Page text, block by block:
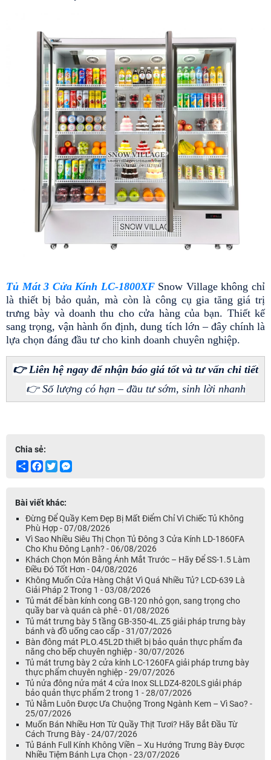
Tủ Mát 3 Cửa Kính LC-1800XF Snow Village không chỉ
là thiết bị bảo quản, mà còn là công cụ gia tăng giá trị
trưng bày và doanh thu cho cửa hàng của bạn. Thiết kế
sang trọng, vận hành ổn định, dung tích lớn – đây chính là
lựa chọn đáng đầu tư cho kinh doanh chuyên nghiệp.
👉 Liên hệ ngay để nhận báo giá tốt và tư vấn chi tiết
👉 Số lượng có hạn – đầu tư sớm, sinh lời nhanh
Chia sẻ:
ShareFacebook
Twitter
Bài viết khác:
Đừng Để Quầy Kem Đẹp Bị Mất Điểm Chỉ Vì Chiếc Tủ Không
Phù Hợp - 07/08/2026
Vì Sao Nhiều Siêu Thị Chọn Tủ Đông 3 Cửa Kính LD-1860FA
Cho Khu Đông Lạnh? - 06/08/2026
Khách Chọn Món Bằng Ánh Mắt Trước – Hãy Để SS-1.5 Làm
Điều Đó Tốt Hơn - 04/08/2026
Không Muốn Cửa Hàng Chật Vì Quá Nhiều Tủ? LCD-639 Là
Giải Pháp 2 Trong 1 - 03/08/2026
Tủ mát để bàn kính cong GB-120 nhỏ gọn, sang trọng cho
quầy bar và quán cà phê - 01/08/2026
Tủ mát trưng bày 5 tầng GB-350-4L.Z5 giải pháp trưng bày
bánh và đồ uống cao cấp - 31/07/2026
Bàn đông mát PLO.45L2D thiết bị bảo quản thực phẩm đa
năng cho bếp chuyên nghiệp - 30/07/2026
Tủ mát trưng bày 2 cửa kính LC-1260FA giải pháp trưng bày
thực phẩm chuyên nghiệp - 29/07/2026
Tủ nửa đông nửa mát 4 cửa Inox SLLDZ4-820LS giải pháp
bảo quản thực phẩm 2 trong 1 - 28/07/2026
Tủ Nằm Luôn Được Ưa Chuộng Trong Ngành Kem – Vì Sao? -
25/07/2026
Muốn Bán Nhiều Hơn Từ Quầy Thịt Tươi? Hãy Bắt Đầu Từ
Cách Trưng Bày - 24/07/2026
Tủ Bánh Full Kính Không Viền – Xu Hướng Trưng Bày Được
Nhiều Tiệm Bánh Lựa Chọn - 23/07/2026